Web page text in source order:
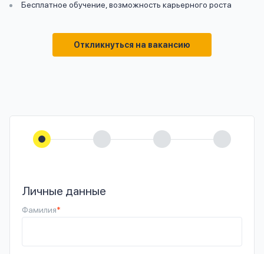
Бесплатное обучение, возможность карьерного роста
Откликнуться на вакансию
Личные данные
Фамилия*